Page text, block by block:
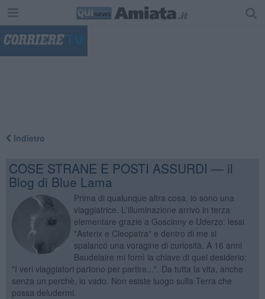
Indietro
COSE STRANE E POSTI ASSURDI — il
Blog di Blue Lama
Prima di qualunque altra cosa, io sono una
viaggiatrice. L'illuminazione arrivò in terza
elementare grazie a Goscinny e Uderzo: lessi
"Asterix e Cleopatra" e dentro di me si
spalancó una voragine di curiosità. A 16 anni
Baudelaire mi fornì la chiave di quel desiderio:
"I veri viaggiatori partono per partire...". Da tutta la vita, anche
senza un perchè, io vado. Non esiste luogo sulla Terra che
possa deludermi.